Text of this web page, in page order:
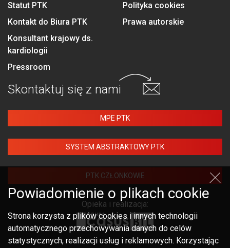
Statut PTK
Kontakt do Biura PTK
Konsultant krajowy ds.
kardiologii
Pressroom
Polityka cookies
Prawa autorskie
Skontaktuj się z nami
MPE PTK
SYSTEM ABSTRAKTOWY PTK
PTK CZŁONKOWIE
Opieka i realizacja:
Powiadomienie o plikach cookie
Strona korzysta z plików cookies i innych technologii
automatycznego przechowywania danych do celów
statystycznych, realizacji usług i reklamowych. Korzystając